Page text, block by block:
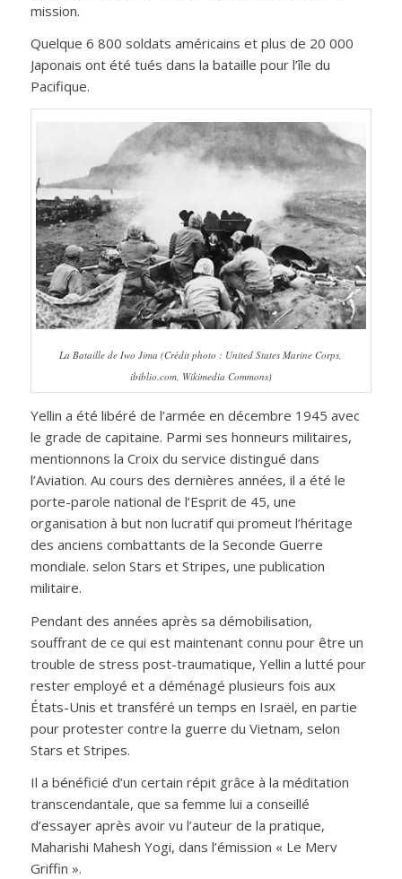
mission.
Quelque 6 800 soldats américains et plus de 20 000
Japonais ont été tués dans la bataille pour l’île du
Pacifique.
La Bataille de Iwo Jima (Crédit photo : United States Marine Corps,
ibiblio.com, Wikimedia Commons)
Yellin a été libéré de l’armée en décembre 1945 avec
le grade de capitaine. Parmi ses honneurs militaires,
mentionnons la Croix du service distingué dans
l’Aviation. Au cours des dernières années, il a été le
porte-parole national de l’Esprit de 45, une
organisation à but non lucratif qui promeut l’héritage
des anciens combattants de la Seconde Guerre
mondiale. selon Stars et Stripes, une publication
militaire.
Pendant des années après sa démobilisation,
souffrant de ce qui est maintenant connu pour être un
trouble de stress post-traumatique, Yellin a lutté pour
rester employé et a déménagé plusieurs fois aux
États-Unis et transféré un temps en Israël, en partie
pour protester contre la guerre du Vietnam, selon
Stars et Stripes.
Il a bénéficié d’un certain répit grâce à la méditation
transcendantale, que sa femme lui a conseillé
d’essayer après avoir vu l’auteur de la pratique,
Maharishi Mahesh Yogi, dans l’émission « Le Merv
Griffin ».